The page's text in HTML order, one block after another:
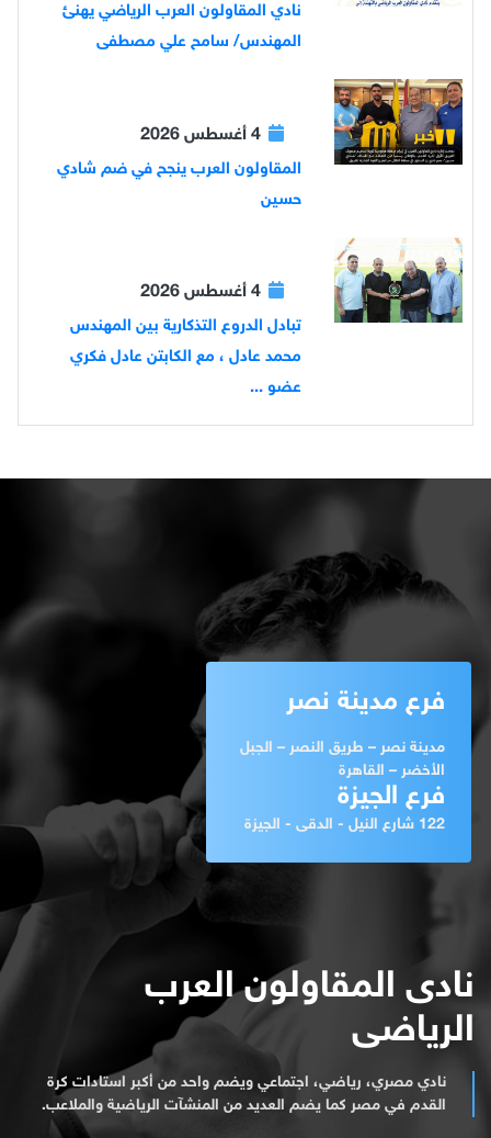
نادي المقاولون العرب الرياضي يهنئ
المهندس/ سامح علي مصطفى
المقاولون العرب ينجح في ضم شادي
حسين
تبادل الدروع التذكارية بين المهندس
محمد عادل ، مع الكابتن عادل فكري
عضو ...
فرع مدينة نصر
مدينة نصر – طريق النصر – الجبل
الأخضر – القاهرة
فرع الجيزة
122 شارع النيل - الدقى - الجيزة
نادى المقاولون العرب
الرياضى
نادي مصري، رياضي، اجتماعي ويضم واحد من أكبر استادات كرة
القدم في مصر كما يضم العديد من المنشآت الرياضية والملاعب.